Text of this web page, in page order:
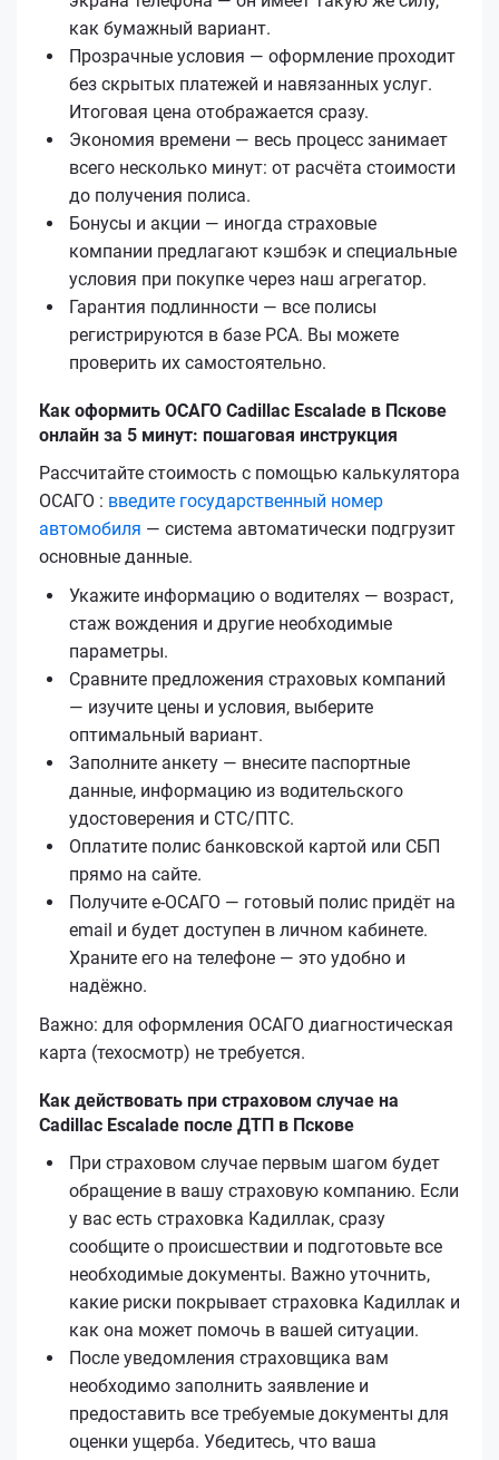
как бумажный вариант.
Прозрачные условия — оформление проходит
без скрытых платежей и навязанных услуг.
Итоговая цена отображается сразу.
Экономия времени — весь процесс занимает
всего несколько минут: от расчёта стоимости
до получения полиса.
Бонусы и акции — иногда страховые
компании предлагают кэшбэк и специальные
условия при покупке через наш агрегатор.
Гарантия подлинности — все полисы
регистрируются в базе РСА. Вы можете
проверить их самостоятельно.
Как оформить ОСАГО Cadillac Escalade в Пскове
онлайн за 5 минут: пошаговая инструкция
Рассчитайте стоимость с помощью калькулятора
ОСАГО : введите государственный номер
автомобиля — система автоматически подгрузит
основные данные.
Укажите информацию о водителях — возраст,
стаж вождения и другие необходимые
параметры.
Сравните предложения страховых компаний
— изучите цены и условия, выберите
оптимальный вариант.
Заполните анкету — внесите паспортные
данные, информацию из водительского
удостоверения и СТС/ПТС.
Оплатите полис банковской картой или СБП
прямо на сайте.
Получите е‑ОСАГО — готовый полис придёт на
email и будет доступен в личном кабинете.
Храните его на телефоне — это удобно и
надёжно.
Важно: для оформления ОСАГО диагностическая
карта (техосмотр) не требуется.
Как действовать при страховом случае на
Cadillac Escalade после ДТП в Пскове
При страховом случае первым шагом будет
обращение в вашу страховую компанию. Если
у вас есть страховка Кадиллак, сразу
сообщите о происшествии и подготовьте все
необходимые документы. Важно уточнить,
какие риски покрывает страховка Кадиллак и
как она может помочь в вашей ситуации.
После уведомления страховщика вам
необходимо заполнить заявление и
предоставить все требуемые документы для
оценки ущерба. Убедитесь, что ваша